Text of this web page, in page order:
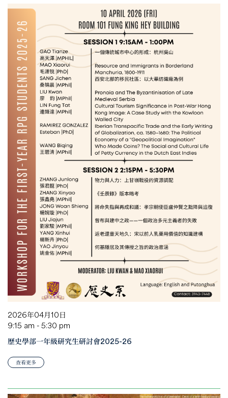
2026年04月10日
9:15 am - 5:30 pm
歷史學部一年級研究生研討會2025-26
查看更多